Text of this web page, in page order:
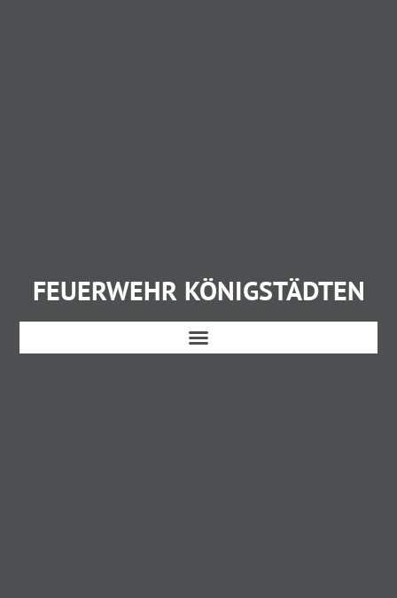
FEUERWEHR KÖNIGSTÄDTEN